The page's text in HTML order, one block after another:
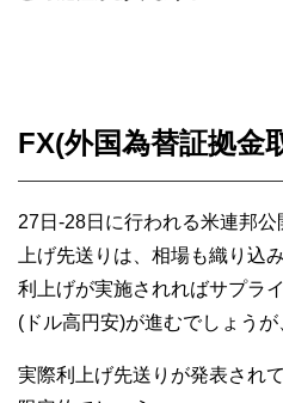
FX(外国為替証拠金
27日-28日に行われる米連邦
上げ先送りは、相場も織り込
利上げが実施されればサプラ
(ドル高円安)が進むでしょうが
実際利上げ先送りが発表され